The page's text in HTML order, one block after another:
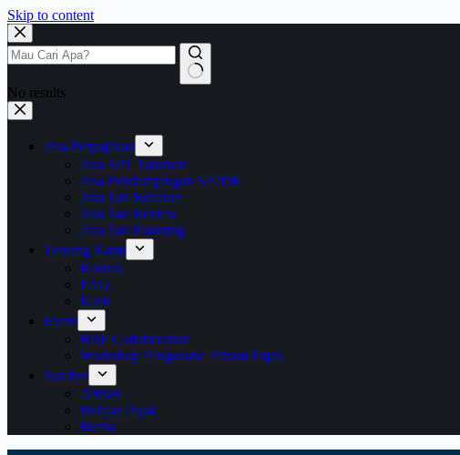
Skip to content
No results
Jasa Perpajakan
Jasa SPT Tahunan
Jasa Pendampingan SP2DK
Jasa Tax Retainer
Jasa Tax Review
Jasa Tax Planning
Tentang Kami
Kontak
FAQ
Karir
Event
BBF Collaboration
Workshop Pengusaha Paham Pajak
Sumber
Artikel
Belajar Pajak
Berita